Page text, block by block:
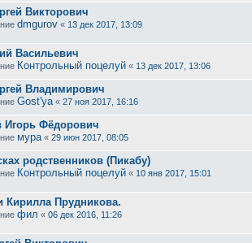
Викторович
dmgurov « 13 дек 2017, 13:09
Васильевич
Контрольный поцелуй « 13 дек 2017, 13:06
Владимирович
Gost'ya « 27 ноя 2017, 16:16
Игорь Фёдорович
мура « 29 июн 2017, 08:05
родственников (Пикабу)
Контрольный поцелуй « 10 янв 2017, 15:01
Кирилла Прудникова.
фил « 06 дек 2016, 11:26